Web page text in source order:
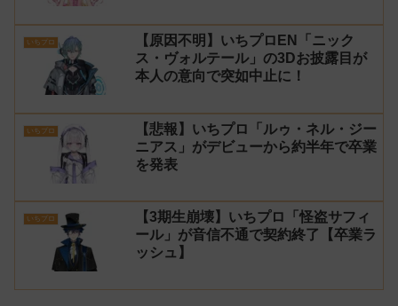
いちプロ
【原因不明】いちプロEN「ニック
ス・ヴォルテール」の3Dお披露目が
本人の意向で突如中止に！
いちプロ
【悲報】いちプロ「ルゥ・ネル・ジー
ニアス」がデビューから約半年で卒業
を発表
いちプロ
【3期生崩壊】いちプロ「怪盗サフィ
ール」が音信不通で契約終了【卒業ラ
ッシュ】